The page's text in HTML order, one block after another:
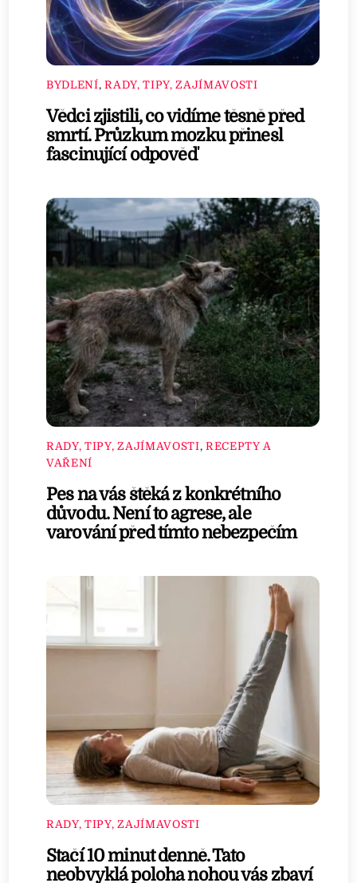
BYDLENÍ,RADY, TIPY, ZAJÍMAVOSTI
Vědci zjistili, co vidíme těsně před
smrtí. Průzkum mozku přinesl
fascinující odpověď
RADY, TIPY, ZAJÍMAVOSTI, RECEPTY A
VAŘENÍ
Pes na vás štěká z konkrétního
důvodu. Není to agrese, ale
varování před tímto nebezpečím
RADY, TIPY, ZAJÍMAVOSTI
Stačí 10 minut denně. Tato
neobvyklá poloha nohou vás zbaví